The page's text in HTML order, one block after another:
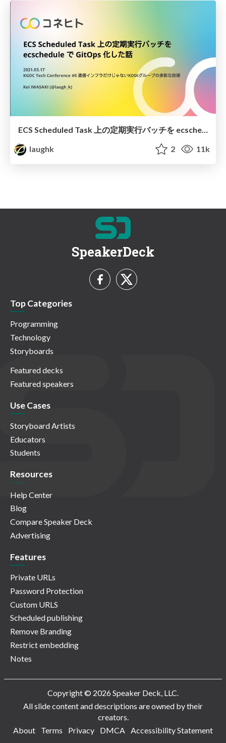
ECS Scheduled Task 上の定期実行バッチを ecschedule で GitOps 化した話 / A story about a scheduled execution batch on the ECS Scheduled Task converted to GitOps with ecschedule
laughk
2 11k
SpeakerDeck
Top Categories
Programming
Technology
Storyboards
Featured decks
Featured speakers
Use Cases
Storyboard Artists
Educators
Students
Resources
Help Center
Blog
Compare Speaker Deck
Advertising
Features
Private URLs
Password Protection
Custom URLS
Scheduled publishing
Remove Branding
Restrict embedding
Notes
Copyright © 2026 Speaker Deck, LLC.
All slide content and descriptions are owned by their
creators.
About
Terms Privacy DMCA Accessibility Statement